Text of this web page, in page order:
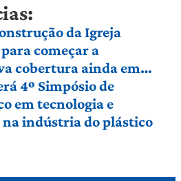
da Igreja
começar a
cobertura ainda em
4º Simpósio de
em tecnologia e
indústria do plástico